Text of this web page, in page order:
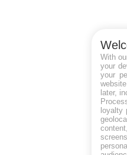
With
your
your
later,
loyalty